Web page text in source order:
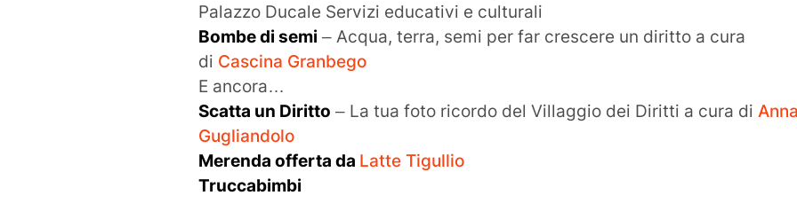
Palazzo Ducale Servizi educativi e culturali
Bombe di semi – Acqua, terra, semi per far crescere un diritto a cura
di Cascina Granbego
E ancora…
Scatta un Diritto – La tua foto ricordo del Villaggio dei Diritti a cura di
Gugliandolo
Merenda offerta da Latte Tigullio
Truccabimbi